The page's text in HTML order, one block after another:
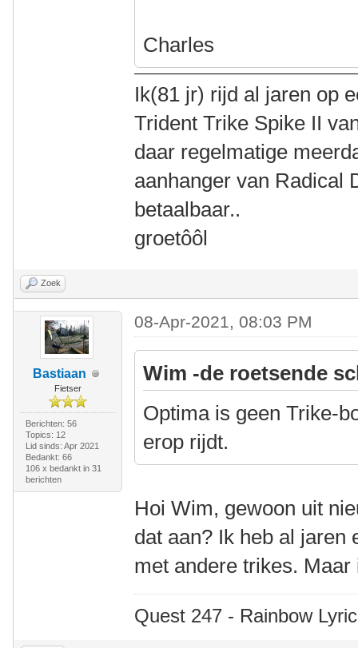
Charles
Ik(81 jr) rijd al jaren op
Trident Trike Spike II
daar regelmatige
aanhanger van Radical
betaalbaar..
groetôôl
Zoek
Bastiaan
Fietser
Berichten: 56
Topics: 12
Lid sinds: Apr 2021
Bedankt: 66
106 x bedankt in 31
berichten
08-Apr-2021, 08:03 PM
Wim -de roetsende
Optima is geen Trike-
erop rijdt.
Hoi Wim, gewoon uit
dat aan? Ik heb al jaren
met andere trikes.
Quest 247 - Rainbow